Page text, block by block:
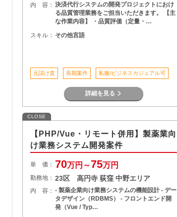
内 容： 決済代行システムの開発プロジェクトにおけ
る品質管理業務をご担当いただきます。 【主
な作業内容】 ・品質評価（定量・…
スキル： その他言語
元請け直 長期案件 私服/ビジネスカジュアル可
詳細を見る
CLOSE
【PHP/Vue・リモート併用】製薬業向
け業務システム開発案件
単 価： 70万円～75万円
勤務地： 23区 高円寺 荻窪 中野エリア
内 容： - 製薬企業向け業務システムの機能設計 - デー
タデザイン（RDBMS） - フロントエンド開
発（Vue / Typ…